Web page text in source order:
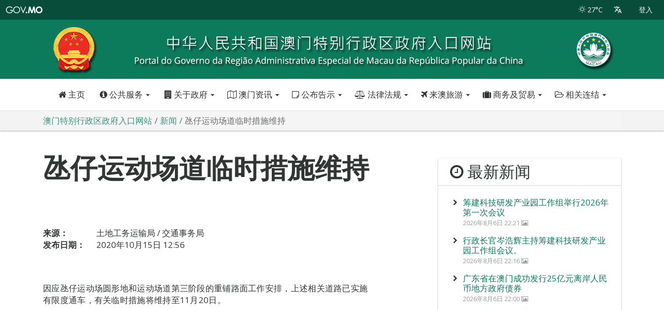
特
政
区
政
口
27°C 登入
主页 公共服务 关于政府 澳门资讯 公布告示 法律法规 来澳旅游 商务及贸易 相关连结
澳门特别行政区政府入口网站 新闻 氹仔运动场道临时措施维持
氹仔运动场道临时措施维持
来源：
土地工务运输局 / 交通事务局
发布日期：
2020年10月15日 12:56
因应氹仔运动场圆形地和运动场道第三阶段的重铺路面工作安排，上述相关道路已实施
有限度通车，有关临时措施将维持至11月20日。
最新新闻
筹建科技研发产业园工作组举行2026年
第一次会议
2026年8月6日 22:21
行政长官岑浩辉主持筹建科技研发产业
园工作组会议。
2026年8月6日 22:16
广东省在澳门成功发行25亿元离岸人民
币地方政府债券
2026年8月6日 22:00